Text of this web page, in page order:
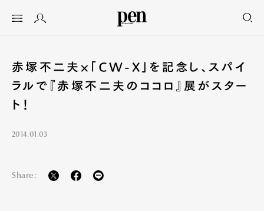
赤塚不二夫×「CW-X」を記念し、スパイ
ラルで『赤塚不二夫のココロ』展がスター
ト！
2014.01.03
Share: